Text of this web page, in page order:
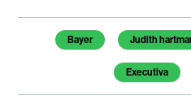
Temas deste artigo
Bayer Judith
Executiva